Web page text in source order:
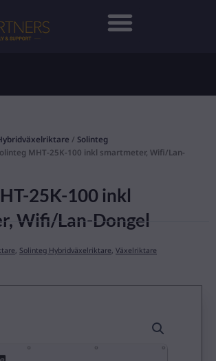
/ Solinteg
MHT-25K-100 inkl smartmeter, Wifi/Lan-
25K-100 inkl
Wifi/Lan-Dongel
, Solinteg Hybridväxelriktare, Växelriktare